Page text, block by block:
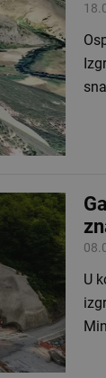
U